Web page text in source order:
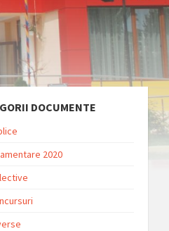
DOCUMENTE
2020